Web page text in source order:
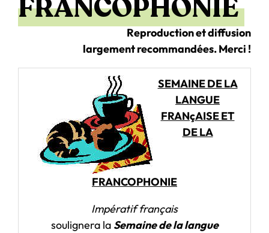
FRANCOPHONIE
Reproduction et diffusion
largement recommandées. Merci !
SEMAINE DE LA
LANGUE
FRANçAISE ET
DE LA
FRANCOPHONIE
Impératif français
soulignera la Semaine de la langue